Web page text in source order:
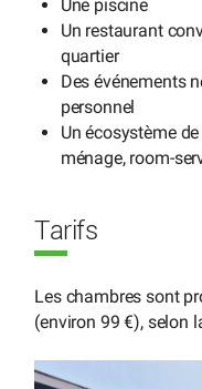
Une piscine
Un restaurant
quartier
Des événements
personnel
Un écosystème
ménage, room-
Tarifs
Les chambres sont
(environ 99 €), selon